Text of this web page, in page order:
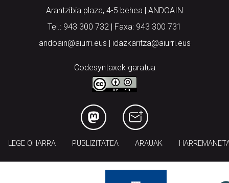
Arantzibia plaza, 4-5 behea | ANDOAIN
Tel.: 943 300 732 | Faxa: 943 300 731
andoain@aiurri.eus | idazkaritza@aiurri.eus
Codesyntaxek garatua
LEGE OHARRA PUBLIZITATEA ARAUAK